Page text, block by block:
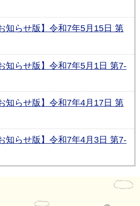
知らせ版】令和7年5月15日 第
知らせ版】令和7年5月1日 第7-
知らせ版】令和7年4月17日 第
知らせ版】令和7年4月3日 第7-